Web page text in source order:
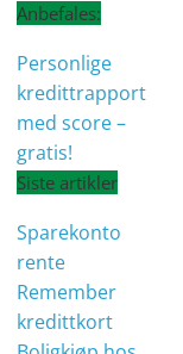
Anbefales:
Personlige
kredittrapport
med score –
gratis!
Siste artikler
Sparekonto
rente
Remember
kredittkort